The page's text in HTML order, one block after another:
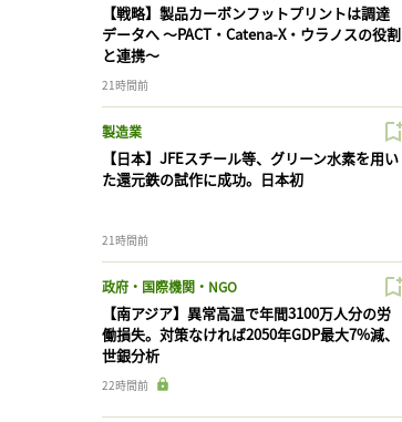
【戦略】製品カーボンフットプリントは調達
データへ 〜PACT・Catena-X・ウラノスの役割
と連携〜
21時間前
製造業
【日本】JFEスチール等、グリーン水素を用い
た還元鉄の試作に成功。日本初
21時間前
政府・国際機関・NGO
【南アジア】異常高温で年間3100万人分の労
働損失。対策なければ2050年GDP最大7%減、
世銀分析
22時間前